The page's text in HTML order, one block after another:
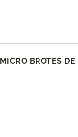
MICRO BROTES